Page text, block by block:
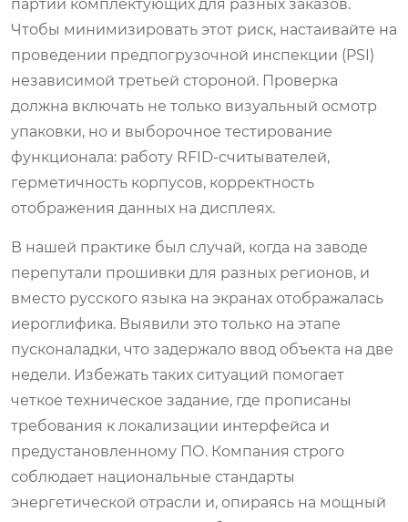
партии комплектующих для разных заказов.
Чтобы минимизировать этот риск, настаивайте на
проведении предпогрузочной инспекции (PSI)
независимой третьей стороной. Проверка
должна включать не только визуальный осмотр
упаковки, но и выборочное тестирование
функционала: работу RFID-считывателей,
герметичность корпусов, корректность
отображения данных на дисплеях.
В нашей практике был случай, когда на заводе
перепутали прошивки для разных регионов, и
вместо русского языка на экранах отображалась
иероглифика. Выявили это только на этапе
пусконаладки, что задержало ввод объекта на две
недели. Избежать таких ситуаций помогает
четкое техническое задание, где прописаны
требования к локализации интерфейса и
предустановленному ПО. Компания строго
соблюдает национальные стандарты
энергетической отрасли и, опираясь на мощный